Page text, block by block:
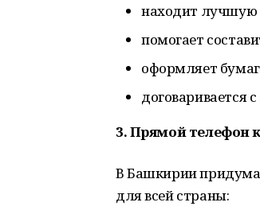
находит
помогает
оформляет
договаривается
3. Прямой телефон
В Башкирии
для всей страны: